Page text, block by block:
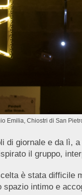
Emilia, Chiostri di San
giornale e da lì,
il gruppo,
è stata
intimo e